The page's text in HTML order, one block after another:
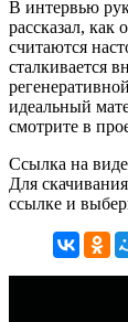
В интервью
рассказал,
считаются
сталкивается
идеальный
смотрите в
Ссылка на
Для
ссылке и